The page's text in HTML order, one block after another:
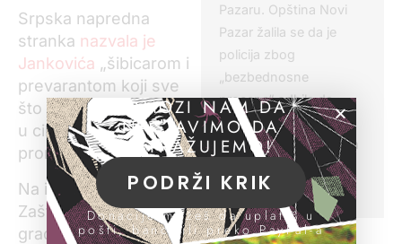
Pazaru. Opština Novi
Pazar žalila se da je
policija zbog
„bezbednosne
procene“ odbila da
učestvuje u izvršenju
sudske presude kojom
se nalaže rušenje
nelegalnog objekta.
Srpska napredna
stranka nazvala je
Jankovića „šibicarom i
prеvarantom koji svе
što radi, radi isključivo
u cilju svojе političkе
promocijе“.
Na izjave premijera i
Zaštitnika
građana reagovao je i
POMOZI NAM DA
NASTAVIMO DA
ISTRAŽUJEMO!
PODRŽI KRIK
Donacije možeš da uplatiš u
pošti, banci ili preko PayPal-a